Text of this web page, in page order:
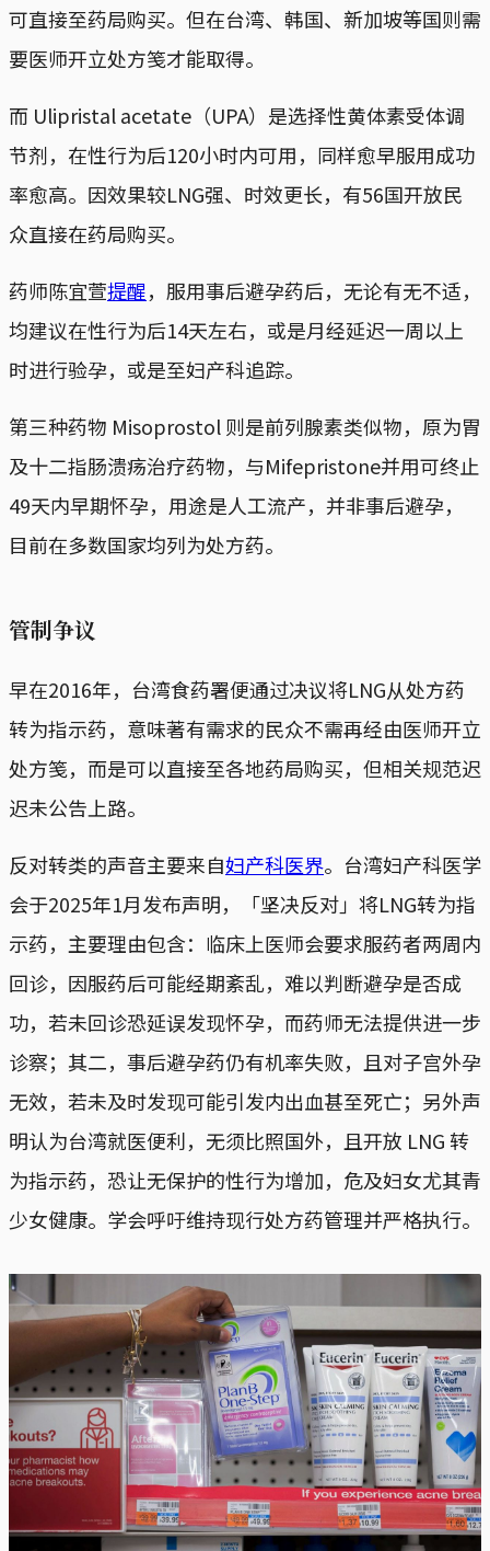
可直接至药局购买。但在台湾、韩国、新加坡等国则需
要医师开立处方笺才能取得。
而 Ulipristal acetate（UPA）是选择性黄体素受体调
节剂，在性行为后120小时内可用，同样愈早服用成功
率愈高。因效果较LNG强、时效更长，有56国开放民
众直接在药局购买。
药师陈宜萱提醒，服用事后避孕药后，无论有无不适，
均建议在性行为后14天左右，或是月经延迟一周以上
时进行验孕，或是至妇产科追踪。
第三种药物 Misoprostol 则是前列腺素类似物，原为胃
及十二指肠溃疡治疗药物，与Mifepristone并用可终止
49天内早期怀孕，用途是人工流产，并非事后避孕，
目前在多数国家均列为处方药。
管制争议
早在2016年，台湾食药署便通过决议将LNG从处方药
转为指示药，意味著有需求的民众不需再经由医师开立
处方笺，而是可以直接至各地药局购买，但相关规范迟
迟未公告上路。
反对转类的声音主要来自妇产科医界。台湾妇产科医学
会于2025年1月发布声明，「坚决反对」将LNG转为指
示药，主要理由包含：临床上医师会要求服药者两周内
回诊，因服药后可能经期紊乱，难以判断避孕是否成
功，若未回诊恐延误发现怀孕，而药师无法提供进一步
诊察；其二，事后避孕药仍有机率失败，且对子宫外孕
无效，若未及时发现可能引发内出血甚至死亡；另外声
明认为台湾就医便利，无须比照国外，且开放 LNG 转
为指示药，恐让无保护的性行为增加，危及妇女尤其青
少女健康。学会呼吁维持现行处方药管理并严格执行。